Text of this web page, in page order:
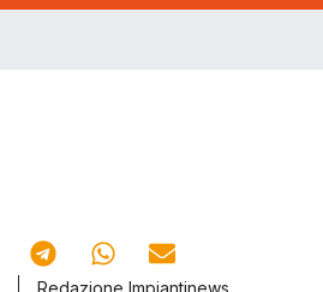
Redazione Impiantinews